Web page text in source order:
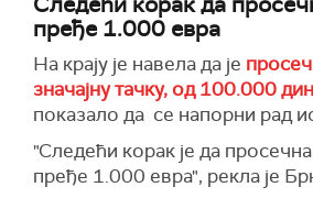
пређе 1.000 евра
На крају је навела да је
значајну тачку, од 100.000
показало да се напорни рад
"Следећи корак је да
пређе 1.000 евра", рекла је